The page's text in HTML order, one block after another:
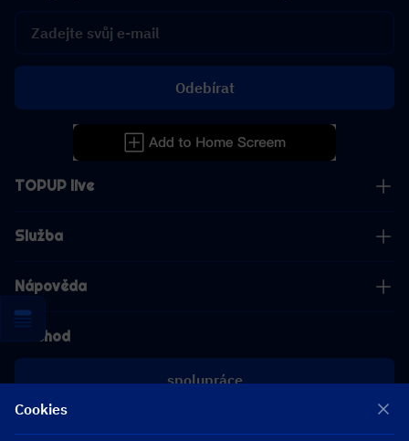
TOPUP live
Služba
Nápověda
Obchod
spolupráce
Odebírat
Cookies